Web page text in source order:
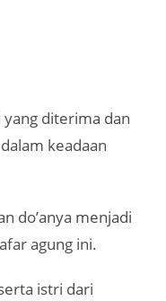
diterima dan
keadaan
do’anya menjadi
agung ini.
istri dari